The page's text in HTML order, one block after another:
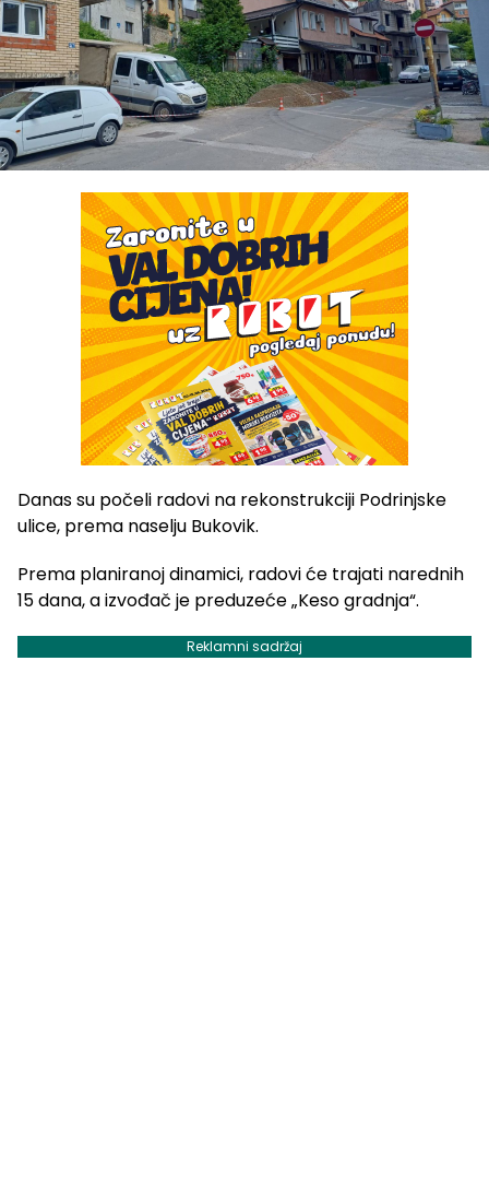
Danas su počeli radovi na rekonstrukciji Podrinjske
ulice, prema naselju Bukovik.
Prema planiranoj dinamici, radovi će trajati narednih
15 dana, a izvođač je preduzeće „Keso gradnja“.
Reklamni sadržaj